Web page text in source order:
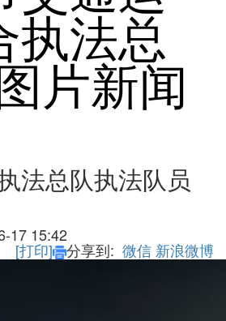
执法总
片新闻
法总队执法队员
17 15:42
[打印] 分享到: 微信 新浪微博